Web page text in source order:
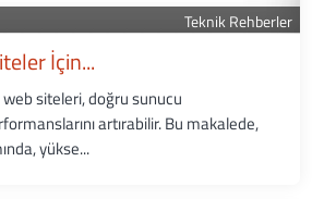
Teknik Rehberler
İçin...
siteleri, doğru sunucu
artırabilir. Bu makalede,
yükse...